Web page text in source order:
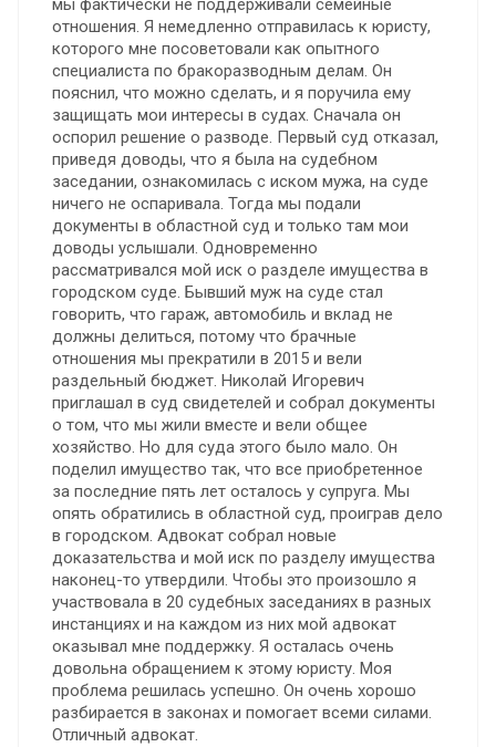
мы фактически не поддерживали семейные
отношения. Я немедленно отправилась к юристу,
которого мне посоветовали как опытного
специалиста по бракоразводным делам. Он
пояснил, что можно сделать, и я поручила ему
защищать мои интересы в судах. Сначала он
оспорил решение о разводе. Первый суд отказал,
приведя доводы, что я была на судебном
заседании, ознакомилась с иском мужа, на суде
ничего не оспаривала. Тогда мы подали
документы в областной суд и только там мои
доводы услышали. Одновременно
рассматривался мой иск о разделе имущества в
городском суде. Бывший муж на суде стал
говорить, что гараж, автомобиль и вклад не
должны делиться, потому что брачные
отношения мы прекратили в 2015 и вели
раздельный бюджет. Николай Игоревич
приглашал в суд свидетелей и собрал документы
о том, что мы жили вместе и вели общее
хозяйство. Но для суда этого было мало. Он
поделил имущество так, что все приобретенное
за последние пять лет осталось у супруга. Мы
опять обратились в областной суд, проиграв дело
в городском. Адвокат собрал новые
доказательства и мой иск по разделу имущества
наконец-то утвердили. Чтобы это произошло я
участвовала в 20 судебных заседаниях в разных
инстанциях и на каждом из них мой адвокат
оказывал мне поддержку. Я осталась очень
довольна обращением к этому юристу. Моя
проблема решилась успешно. Он очень хорошо
разбирается в законах и помогает всеми силами.
Отличный адвокат.